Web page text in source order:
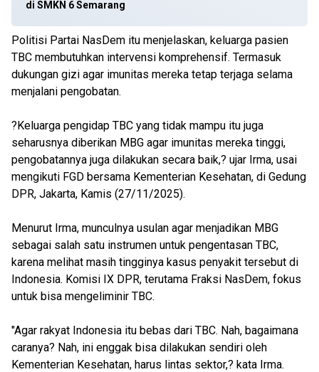
di SMKN 6 Semarang
Politisi Partai NasDem itu menjelaskan, keluarga pasien
TBC membutuhkan intervensi komprehensif. Termasuk
dukungan gizi agar imunitas mereka tetap terjaga selama
menjalani pengobatan.
?Keluarga pengidap TBC yang tidak mampu itu juga
seharusnya diberikan MBG agar imunitas mereka tinggi,
pengobatannya juga dilakukan secara baik,? ujar Irma, usai
mengikuti FGD bersama Kementerian Kesehatan, di Gedung
DPR, Jakarta, Kamis (27/11/2025).
Menurut Irma, munculnya usulan agar menjadikan MBG
sebagai salah satu instrumen untuk pengentasan TBC,
karena melihat masih tingginya kasus penyakit tersebut di
Indonesia. Komisi IX DPR, terutama Fraksi NasDem, fokus
untuk bisa mengeliminir TBC.
"Agar rakyat Indonesia itu bebas dari TBC. Nah, bagaimana
caranya? Nah, ini enggak bisa dilakukan sendiri oleh
Kementerian Kesehatan, harus lintas sektor,? kata Irma.